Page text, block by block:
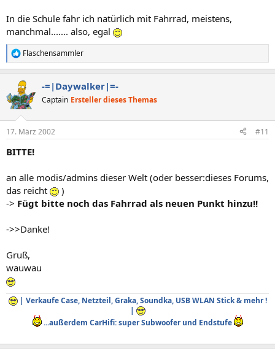
In die Schule fahr ich natürlich mit Fahrrad, meistens,
manchmal....... also, egal
R
e
t
i
e
:
Flaschensammler
-=|Daywalker|=-
Captain Ersteller dieses Themas
17. März 2002 #11
BITTE!
an alle modis/admins dieser Welt (oder besser:dieses Forums,
das reicht
)
-> Fügt bitte noch das Fahrrad als neuen Punkt hinzu!!
->>Danke!
Gruß,
wauwau
| Verkaufe Case, Netzteil, Graka, Soundka, USB WLAN Stick & mehr !
|
...außerdem CarHifi: super Subwoofer und Endstufe